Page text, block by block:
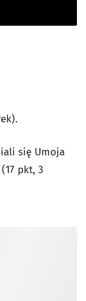
się Umoja
pkt, 3